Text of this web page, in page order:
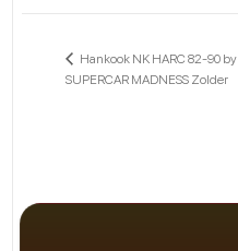
Hankook NK HARC 82-90 by
SUPERCAR MADNESS Zolder